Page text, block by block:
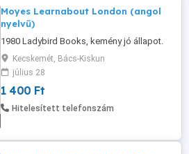
Moyes Learnabout London (angol
nyelvű)
1980 Ladybird Books, kemény jó állapot.
Kecskemét, Bács-Kiskun
július 28
1 400 Ft
Hitelesített telefonszám